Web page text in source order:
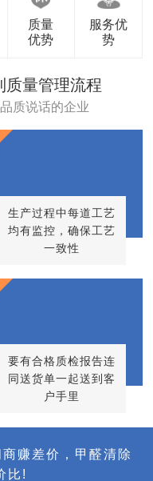
质量
优势
服务优
势
质量管理流程
质说话的企业
生产过程中每道工艺
均有监控，确保工艺
一致性
要有合格质检报告连
同送货单一起送到客
户手里
赚差价，甲醛清除
比!